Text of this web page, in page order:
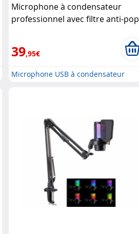
Microphone à condensateur
professionnel avec filtre anti-pop
39,95€
Microphone USB à condensateur